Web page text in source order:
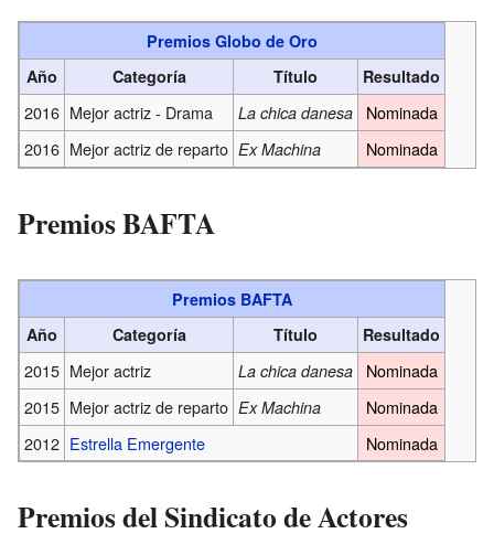
Premios Globo de Oro
Año
Categoría Título Resultado
2016 Mejor actriz - Drama La chica danesa
Nominada
2016 Mejor actriz de reparto Ex Machina Nominada
Premios BAFTA
Premios BAFTA
Año
Categoría Título Resultado
2015 Mejor actriz La chica danesa
Nominada
2015 Mejor actriz de reparto Ex Machina
Nominada
2012 Estrella Emergente Nominada
Premios del Sindicato de Actores